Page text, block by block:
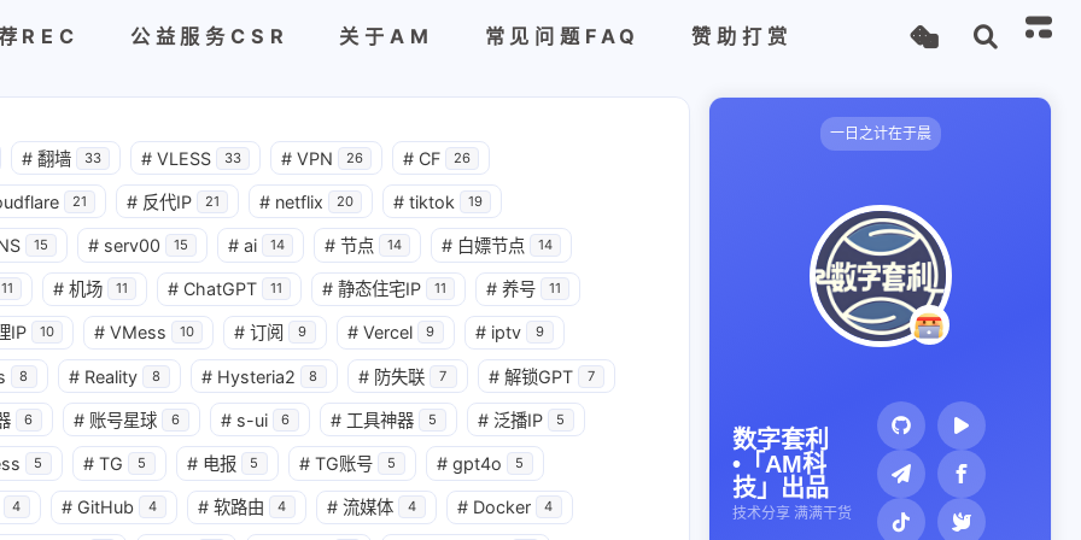
REC 公益服务CSR 关于AM 常见问题FAQ 赞助打赏
# 翻墙 33 # VLESS 33 # VPN 26 # CF 26
21 # 反代IP 21 # netflix 20 # tiktok 19
15 # serv00 15 # ai 14 # 节点 14 # 白嫖节点 14
11 # 机场 11 # ChatGPT 11 # 静态住宅IP 11 # 养号 11
IP 10 # VMess 10 # 订阅 9 # Vercel 9 # iptv 9
8 # Reality 8 # Hysteria2 8 # 防失联 7 # 解锁GPT 7
6 # 账号星球 6 # s-ui 6 # 工具神器 5 # 泛播IP 5
5 # TG 5 # 电报 5 # TG账号 5 # gpt4o 5
4 # GitHub 4 # 软路由 4 # 流媒体 4 # Docker 4
一日之计在于晨
数字套利
•「AM科
技」出品
技术分享 满满干货